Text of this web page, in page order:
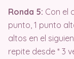
Ronda 5: Con el
punto, 1 punto
altos en el
repite desde * 3